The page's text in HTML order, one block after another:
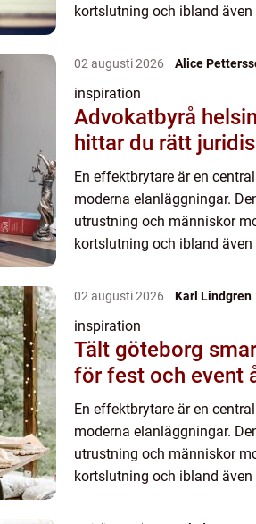
kortslutning och ibland
02 augusti 2026 Alice
inspiration
Advokatbyrå
hittar du rätt
En effektbrytare är en
moderna elanläggningar.
utrustning och människor
kortslutning och ibland
02 augusti 2026 Karl Lindgren
inspiration
Tält göteborg smarta lösningar
för fest och event
En effektbrytare är en
moderna elanläggningar.
utrustning och människor
kortslutning och ibland